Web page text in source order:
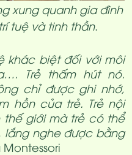
xung quanh gia đình
tuệ và tinh thần.
khác biệt đối với môi
Trẻ thấm hút nó.
chỉ được ghi nhớ,
hồn của trẻ. Trẻ nội
giới mà trẻ có thể
lắng nghe được bằng
Montessori